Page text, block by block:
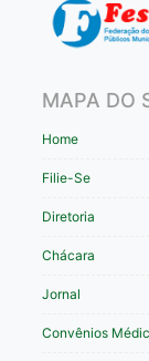
MAPA DO
Home
Filie-Se
Diretoria
Chácara
Jornal
Convênios